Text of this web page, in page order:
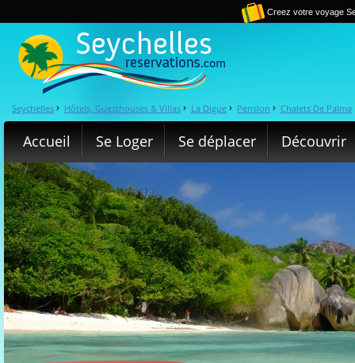
Creez votre voyage
Seychelles › Hôtels, Guesthouses & Villas › La Digue › Pension › Chalets De Palma
Accueil Se Loger Se déplacer Découvrir